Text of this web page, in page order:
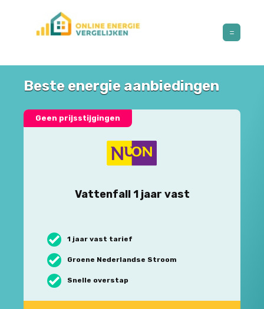
Beste energie aanbiedingen
Geen prijsstijgingen
Vattenfall 1 jaar vast
1 jaar vast tarief
Groene Nederlandse Stroom
Snelle overstap